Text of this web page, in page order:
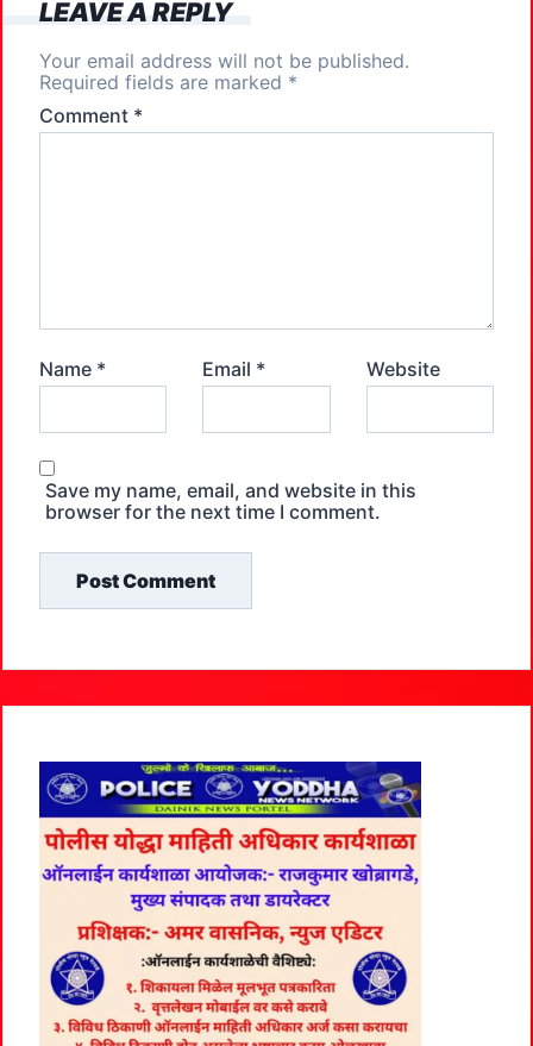
LEAVE A REPLY
Your email address will not be published.
Required fields are marked *
Comment *
Name * Email * Website
Save my name, email, and website in this
browser for the next time I comment.